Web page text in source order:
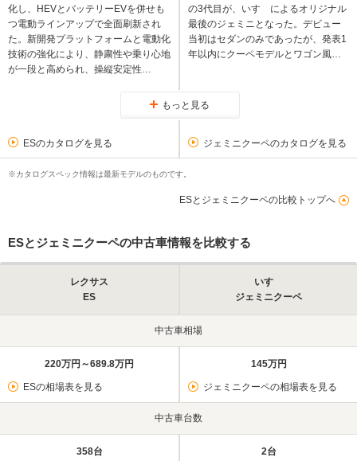
化し、HEVとバッテリーEVを併せも
つ電動ラインアップで全面刷新され
た。新開発プラットフォームと電動化
技術の強化により、静粛性や乗り心地
が一段と高められ、操縦安定性…
の3代目が、いすゞによるオリジナル
最後のジェミニとなった。デビュー
当初はセダンのみであったが、発表1
年以内にクーペモデルとワゴン風…
もっと見る
ESのカタログを見る ジェミニクーペのカタログを見る
※カタログスペック情報は最新モデルのものです。
ESとジェミニクーペの比較トップへ
ESとジェミニクーペの中古車情報を比較する
レクサス
ES
いすゞ
ジェミニクーペ
中古車相場
220万円～689.8万円
ESの相場表を見る
145万円
ジェミニクーペの相場表を見る
中古車台数
358台 2台